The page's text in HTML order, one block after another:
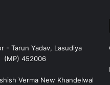
- Tarun Yadav, Lasudiya
(MP) 452006
Verma New Khandelwal